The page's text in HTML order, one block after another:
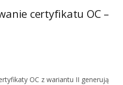
certyfikatu OC –
OC z wariantu II generują